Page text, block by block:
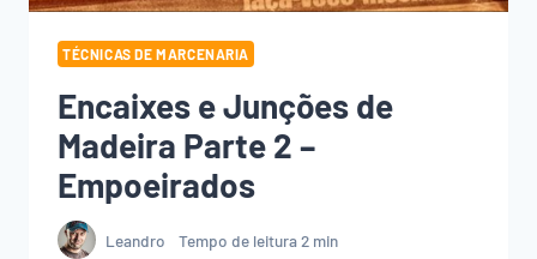
TÉCNICAS DE MARCENARIA
Encaixes e Junções de
Madeira Parte 2 –
Empoeirados
Leandro Tempo de leitura2 min